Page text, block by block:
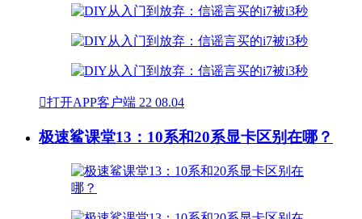
打开APP客户端 22 08.04
极速鲨课堂13：10系和20系显卡区别在哪？